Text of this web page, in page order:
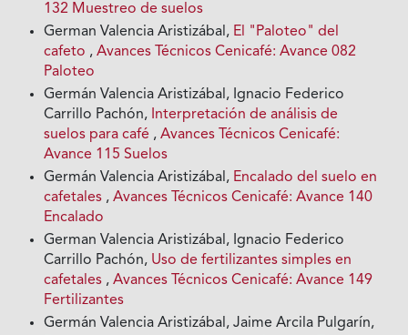
132 Muestreo de suelos
German Valencia Aristizábal, El "Paloteo" del
cafeto ,Avances Técnicos Cenicafé: Avance 082
Paloteo
Germán Valencia Aristizábal, Ignacio Federico
Carrillo Pachón, Interpretación de análisis de
suelos para café ,Avances Técnicos Cenicafé:
Avance 115 Suelos
Germán Valencia Aristizábal, Encalado del suelo en
cafetales ,Avances Técnicos Cenicafé: Avance 140
Encalado
German Valencia Aristizábal, Ignacio Federico
Carrillo Pachón, Uso de fertilizantes simples en
cafetales ,Avances Técnicos Cenicafé: Avance 149
Fertilizantes
Germán Valencia Aristizábal, Jaime Arcila Pulgarín,